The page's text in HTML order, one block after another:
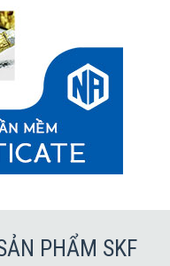
PHẨM SKF